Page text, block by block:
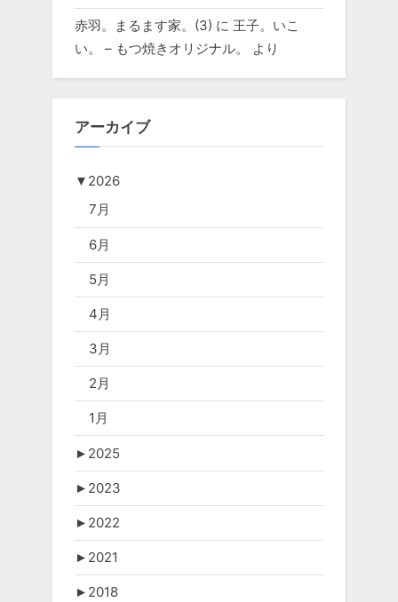
赤羽。まるます家。(3) に 王子。いこ
い。 – もつ焼きオリジナル。
より
アーカイブ
▼ 2026
7月
6月
5月
4月
3月
2月
1月
► 2025
► 2023
► 2022
► 2021
► 2018